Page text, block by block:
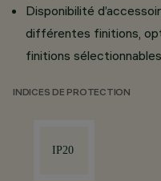
Disponibilité
différentes finitions,
finitions
INDICES DE PROTECTION